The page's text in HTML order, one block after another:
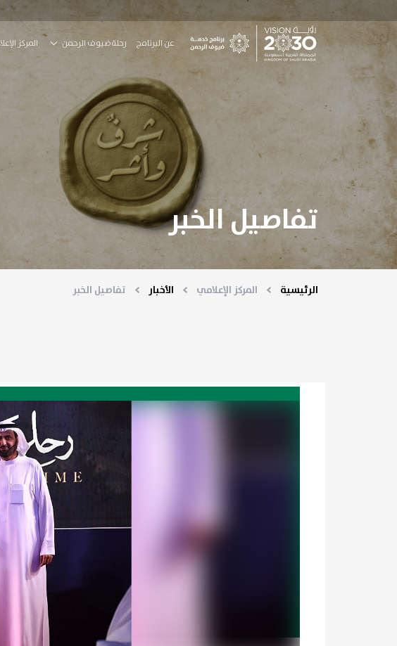
تجاوز إلى المحتوى الرئيسي
Main Menu
عن البرنامج رحلة ضيوف الرحمن المركز
تفاصيل الخبر
الرئيسية المركز الإعلامي الأخبار تفاصيل الخبر